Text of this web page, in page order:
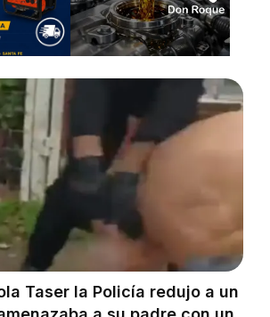
Taser la Policía redujo a un